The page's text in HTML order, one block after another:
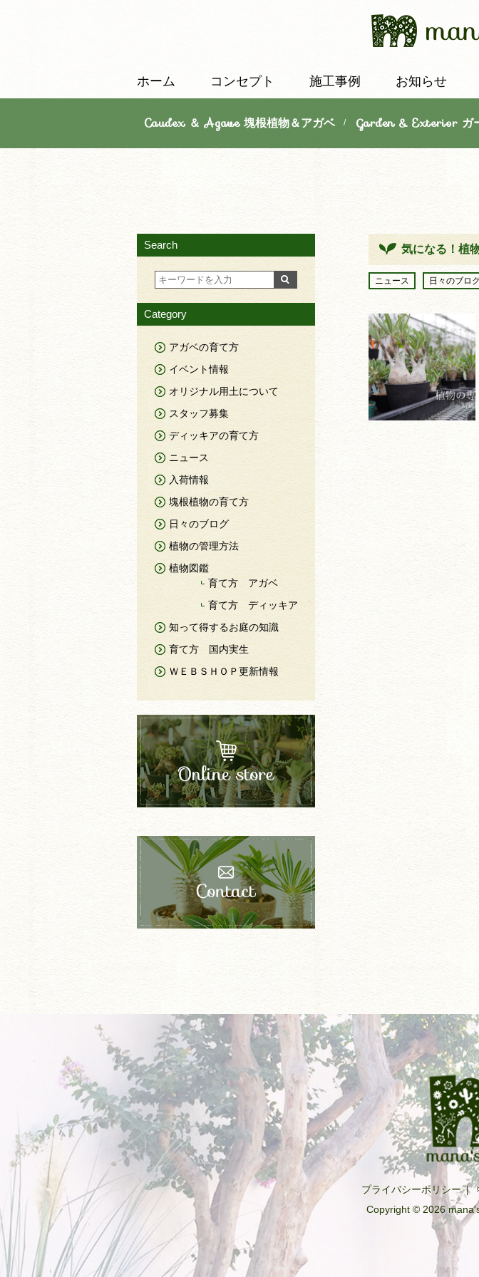
ホーム コンセプト 施工事例 お知らせ
Caudex ＆ Agave 塊根植物＆アガベ/ Garden & Exterior ガ
気になる！植
ニュース 日々のブロ
Search
Category
アガベの育て方
イベント情報
オリジナル用土について
スタッフ募集
ディッキアの育て方
ニュース
入荷情報
塊根植物の育て方
日々のブログ
植物の管理方法
植物図鑑
育て方 アガベ
育て方 ディッキア
知って得するお庭の知識
育て方 国内実生
ＷＥＢＳＨＯＰ更新情報
プライバシーポリシー|
Copyright © 2026